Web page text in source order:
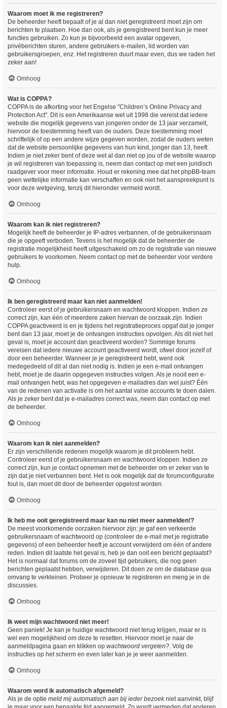
Waarom moet ik me registreren?
De beheerder heeft bepaalt of je al dan niet geregistreerd moet zijn om
berichten te plaatsen. Hoe dan ook, als je geregistreerd bent kun je meer
functies gebruiken. Zo kun je bijvoorbeeld een avatar opgeven,
privéberichten sturen, andere gebruikers e-mailen, lid worden van
gebruikersgroepen, enz. Het registreren duurt maar even, dus we raden het
zeker aan!
Omhoog
Wat is COPPA?
COPPA is de afkorting voor het Engelse "Children’s Online Privacy and
Protection Act". Dit is een Amerikaanse wet uit 1998 die vereist dat iedere
website die mogelijk gegevens van jongeren onder de 13 jaar verzamelt,
hiervoor de toestemming heeft van de ouders. Deze toestemming moet
schriftelijk of op een andere wijze gegeven worden, zodat de ouders weten
dat de website persoonlijke gegevens van hun kind, jonger dan 13, heeft.
Indien je niet zeker bent of deze wet al dan niet op jou of de website waarop
je wil registreren van toepassing is, neem dan contact op met een juridisch
raadgever voor meer informatie. Houd er rekening mee dat het phpBB-team
geen wettelijke informatie kan verschaffen en ook niet het aanspreekpunt is
voor deze wetgeving, tenzij dit hieronder vermeld wordt.
Omhoog
Waarom kan ik niet registreren?
Mogelijk heeft de beheerder je IP-adres verbannen, of de gebruikersnaam
die je opgeeft verboden. Tevens is het mogelijk dat de beheerder de
registratie mogelijkheid heeft uitgeschakeld om zo de registratie van nieuwe
gebruikers te voorkomen. Neem contact op met de beheerder voor verdere
hulp.
Omhoog
Ik ben geregistreerd maar kan niet aanmelden!
Controleer eerst of je gebruikersnaam en wachtwoord kloppen. Indien ze
correct zijn, kan één of meerdere zaken hiervan de oorzaak zijn. Indien
COPPA geactiveerd is en je tijdens het registratieproces opgaf dat je jonger
bent dan 13 jaar, moet je de ontvangen instructies opvolgen. Als dit niet het
geval is, moet je account dan geactiveerd worden? Sommige forums
vereisen dat iedere nieuwe account geactiveerd wordt, ofwel door jezelf of
door een beheerder. Wanneer je je geregistreerd hebt, werd ook
medegedeeld of dit al dan niet nodig is. Indien je een e-mail ontvangen
hebt, moet je de daarin opgegeven instructies volgen. Als je nooit een e-
mail ontvangen hebt, was het opgegeven e-mailadres dan wel juist? Één
van de redenen van activatie is om het aantal valse accounts te doen dalen.
Als je zeker bent dat je e-mailadres correct was, neem dan contact op met
de beheerder.
Omhoog
Waarom kan ik niet aanmelden?
Er zijn verschillende redenen mogelijk waarom je dit probleem hebt.
Controleer eerst of je gebruikersnaam en wachtwoord kloppen. Indien ze
correct zijn, kun je contact opnemen met de beheerder om er zeker van te
zijn dat je niet verbannen bent. Het is ook mogelijk dat de forumconfiguratie
fout is, dan moet dit door de beheerder opgelost worden.
Omhoog
Ik heb me ooit geregistreerd maar kan nu niet meer aanmelden!?
De meest voorkomende oorzaken hiervoor zijn: je gaf een verkeerde
gebruikersnaam of wachtwoord op (controleer de e-mail met je registratie
gegevens) of een beheerder heeft je account verwijderd om één of andere
reden. Indien dit laatste het geval is, heb je dan ooit een bericht geplaatst?
Het is normaal dat forums om de zoveel tijd gebruikers, die nog geen
berichten geplaatst hebben, verwijderen. Dit doen ze om de database qua
omvang te verkleinen. Probeer je opnieuw te registreren en meng je in de
discussies.
Omhoog
Ik weet mijn wachtwoord niet meer!
Geen paniek! Je kan je huidige wachtwoord niet terug krijgen, maar er is
wel een mogelijkheid om deze te resetten. Hiervoor moet je naar de
aanmeldpagina gaan en klikken op wachtwoord vergeten?. Volg de
instructies op het scherm en even later kan je je weer aanmelden.
Omhoog
Waarom word ik automatisch afgemeld?
Als je de optie meld mij automatisch aan bij ieder bezoekniet aanvinkt, blijf